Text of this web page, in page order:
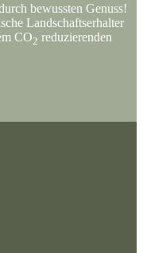
bewussten Genuss!
Landschaftserhalter
CO2 reduzierenden